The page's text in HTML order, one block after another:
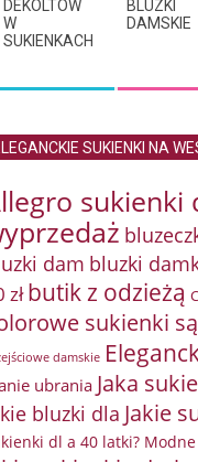
DEKOLTÓW
W
SUKIENKACH
BLUZKI
DAMSKIE
SUKIENKI NA
sukienki
dam bluzki
zł butik z odzieżą
sukienki
damskie
ubrania Jaka
bluzki dla Jakie
dl a 40 latki?